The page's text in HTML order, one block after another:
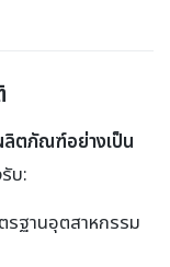
ลิตภัณฑ์อย่างเป็น
บ:
รฐานอุตสาหกรรม